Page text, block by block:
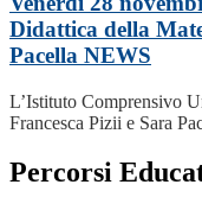
Didattica della
Pacella NEWS
L’Istituto Comprensivo
Francesca Pizii e Sara
Percorsi